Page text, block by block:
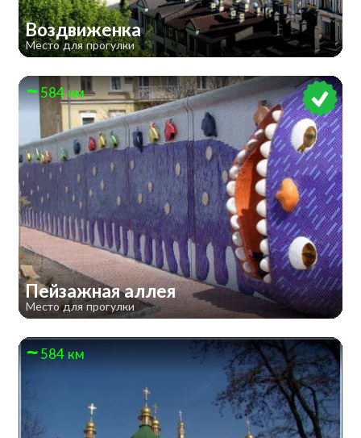
Воздвиженка
Место для прогулки
584 км
Пейзажная аллея
Место для прогулки
584 км